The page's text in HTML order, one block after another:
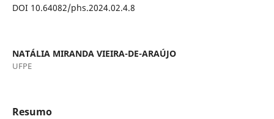
DOI 10.64082/phs.2024.02.4.8
NATÁLIA MIRANDA VIEIRA-DE-ARAÚJO
UFPE
Resumo